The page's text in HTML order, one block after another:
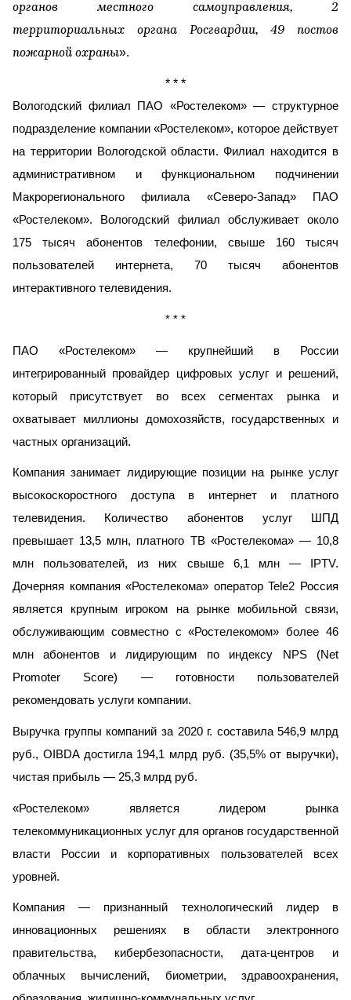
органов местного самоуправления, 2
территориальных органа Росгвардии, 49 постов
пожарной охраны».
* * *
Вологодский филиал ПАО «Ростелеком»— структурное
подразделение компании «Ростелеком», которое действует
на территории Вологодской области. Филиал находится в
административном и функциональном подчинении
Макрорегионального филиала «Северо-Запад» ПАО
«Ростелеком». Вологодский филиал обслуживает около
175 тысяч абонентов телефонии, свыше 160 тысяч
пользователей интернета, 70 тысяч абонентов
интерактивного телевидения.
* * *
ПАО «Ростелеком» — крупнейший в России
интегрированный провайдер цифровых услуг и решений,
который присутствует во всех сегментах рынка и
охватывает миллионы домохозяйств, государственных и
частных организаций.
Компания занимает лидирующие позиции на рынке услуг
высокоскоростного доступа в интернет и платного
телевидения. Количество абонентов услуг ШПД
превышает 13,5 млн, платного ТВ «Ростелекома» — 10,8
млн пользователей, из них свыше 6,1 млн — IPTV.
Дочерняя компания «Ростелекома» оператор Tele2 Россия
является крупным игроком на рынке мобильной связи,
обслуживающим совместно с «Ростелекомом» более 46
млн абонентов и лидирующим по индексу NPS (Net
Promoter Score) — готовности пользователей
рекомендовать услуги компании.
Выручка группы компаний за 2020 г. составила 546,9 млрд
руб., OIBDA достигла 194,1 млрд руб. (35,5% от выручки),
чистая прибыль — 25,3 млрд руб.
«Ростелеком» является лидером рынка
телекоммуникационных услуг для органов государственной
власти России и корпоративных пользователей всех
уровней.
Компания — признанный технологический лидер в
инновационных решениях в области электронного
правительства, кибербезопасности, дата-центров и
облачных вычислений, биометрии, здравоохранения,